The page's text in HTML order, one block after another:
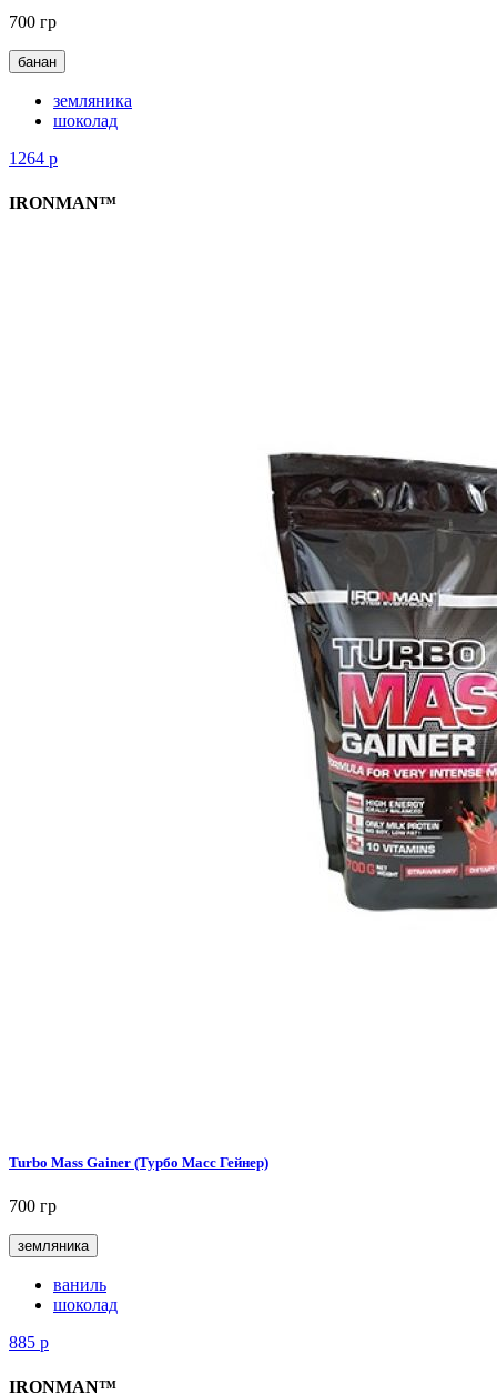
700 гр
банан
земляника
шоколад
1264 р
IRONMAN™
Turbo Mass Gainer (Турбо Масс Гейнер)
700 гр
земляника
ваниль
шоколад
885 р
IRONMAN™